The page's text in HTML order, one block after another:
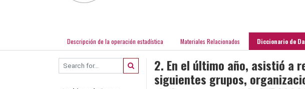
Descripción de la operación estadística Materiales Relacionados Diccionario de
2. En el último año, asistió a
siguientes grupos,